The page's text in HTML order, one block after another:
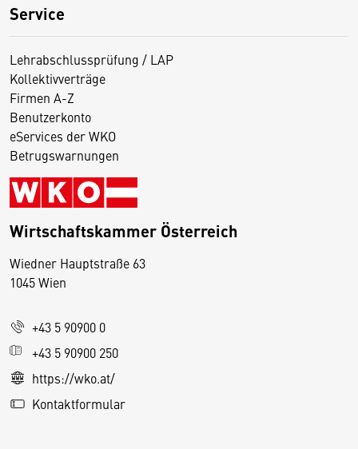
Service
Lehrabschlussprüfung / LAP
Kollektivverträge
Firmen A-Z
Benutzerkonto
eServices der WKO
Betrugswarnungen
Wirtschaftskammer Österreich
Wiedner Hauptstraße 63
1045 Wien
+43 5 90900 0
+43 5 90900 250
https://wko.at/
Kontaktformular
D
s
e
S
e